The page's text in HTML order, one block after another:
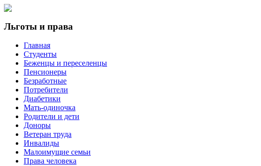
Льготы и права
Главная
Студенты
Беженцы и переселенцы
Пенсионеры
Безработные
Потребители
Диабетики
Мать-одиночка
Родители и дети
Доноры
Ветеран труда
Инвалиды
Малоимущие семьи
Права человека